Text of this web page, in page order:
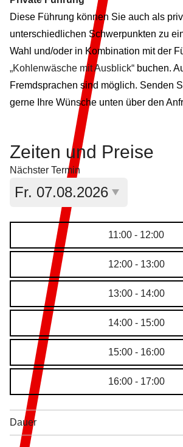
Diese Führung können Sie auch als
unterschiedlichen Schwerpunkten zu
Wahl und/oder in Kombination mit der
„Kohlenwäsche mit Ausblick“ buchen.
Fremdsprachen sind möglich. Senden
gerne Ihre Wünsche unten über den
Zeiten und Preise
Nächster Termin
Aktuell ausgewähltes
Fr. 07.08.2026
11:00 - 12:00
12:00 - 13:00
13:00 - 14:00
14:00 - 15:00
15:00 - 16:00
16:00 - 17:00
Dauer